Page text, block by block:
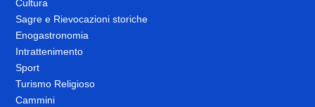
Cultura
Sagre e Rievocazioni storiche
Enogastronomia
Intrattenimento
Sport
Turismo Religioso
Cammini